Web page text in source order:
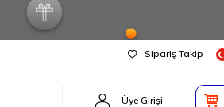
Sipariş Takip
Üye Girişi